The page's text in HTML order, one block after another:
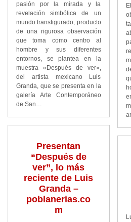
pasión por la mirada y la
revelación simbólica de un
mundo transfigurado, producto
de una rigurosa observación
que toma como centro al
hombre y sus diferentes
entornos, se plantea en la
muestra «Después de ver»,
del artista mexicano Luis
Granda, que se presenta en la
galería Arte Contemporáneo
de San…
Presentan
“Después de
ver”, lo más
reciente de Luis
Granda –
poblanerias.co
m